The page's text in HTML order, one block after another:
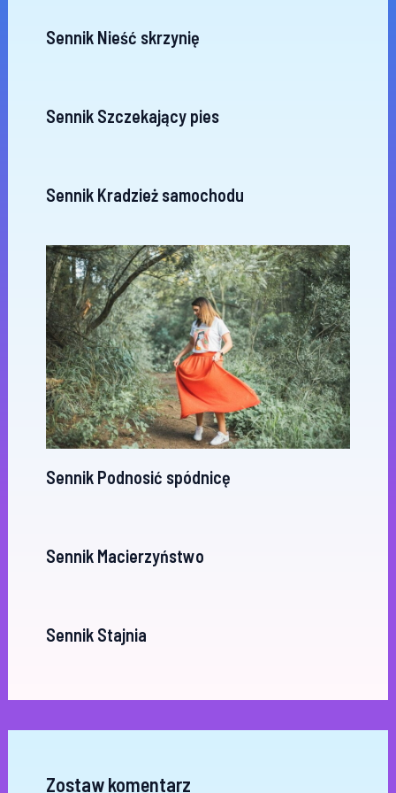
Sennik Nieść skrzynię
Sennik Szczekający pies
Sennik Kradzież samochodu
Sennik Podnosić spódnicę
Sennik Macierzyństwo
Sennik Stajnia
Zostaw komentarz